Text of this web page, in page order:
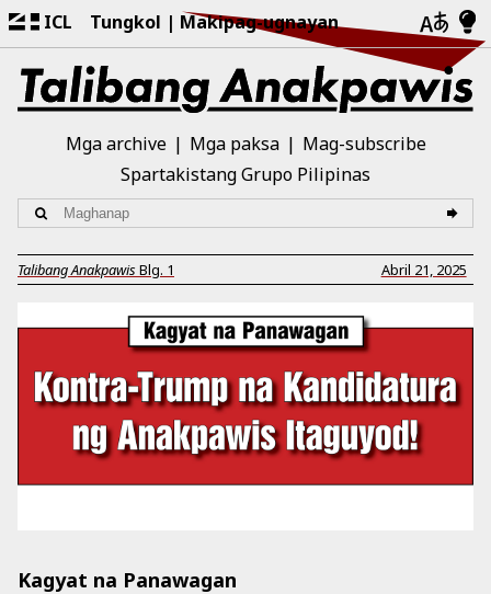
ICL Tungkol Makipag-ugnayan
Mga archive Mga paksa
Mag-subscribe
Spartakistang Grupo Pilipinas
Talibang Anakpawis Blg. 1 Abril 21, 2025
Kagyat na Panawagan